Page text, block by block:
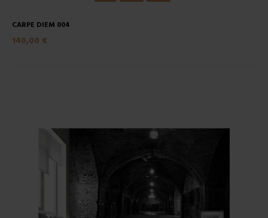
CARPE DIEM 004
140,00 €